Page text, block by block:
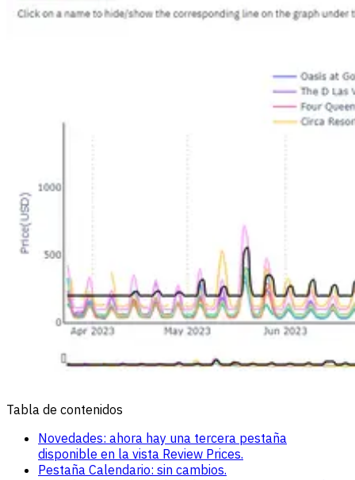
Tabla de contenidos
Novedades: ahora hay una tercera pestaña
disponible en la vista Review Prices.
Pestaña Calendario: sin cambios.